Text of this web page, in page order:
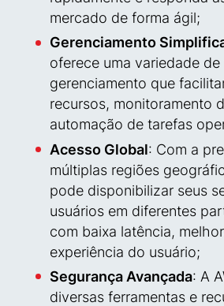
mercado de forma ágil;
Gerenciamento
oferece uma variedade
gerenciamento que
recursos, monitoramento
automação de tarefas
Acesso Global: Com a
múltiplas regiões
pode disponibilizar seus
usuários em diferentes
com baixa latência,
experiência do usuário;
Segurança Avançada: A
diversas ferramentas e